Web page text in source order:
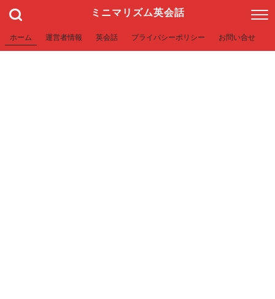
ミニマリズム英会話
ホーム 運営者情報 英会話 プライバシーポリシー お問い合せ